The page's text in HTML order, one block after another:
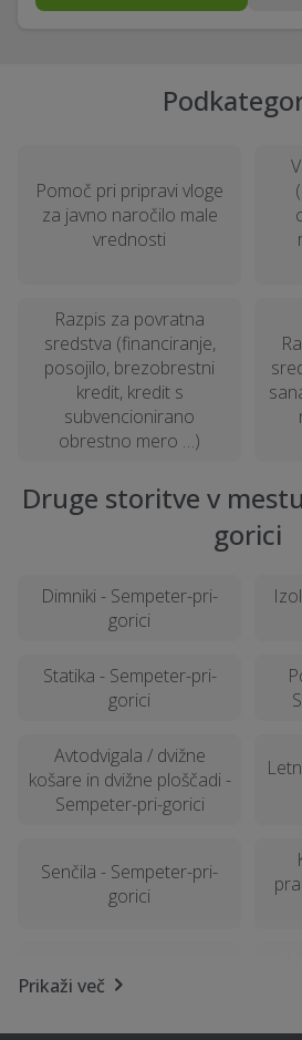
Pomoč pri pripravi vloge
za javno naročilo male
vrednosti
Razpis za povratna
sredstva (financiranje,
posojilo, brezobrestni
kredit, kredit s
subvencionirano
obrestno mero …)
Druge storitve v
gorici
Dimniki - Sempeter-pri-
gorici
Statika - Sempeter-pri-
gorici
Avtodvigala / dvižne
košare in dvižne ploščadi -
Sempeter-pri-gorici
Senčila - Sempeter-pri-
gorici
Najem mobilnega WC-ja -
Sempeter-pri-gorici
Prikaži več